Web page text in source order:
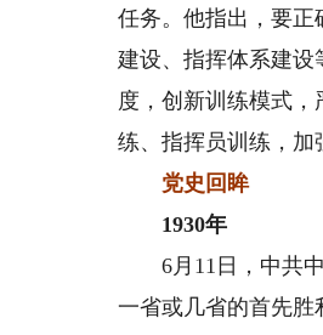
任务。他指出，要
建设、指挥体系建设
度，创新训练模式
练、指挥员训练，加
党史回眸
1930年
6月11日，中共中
一省或几省的首先胜